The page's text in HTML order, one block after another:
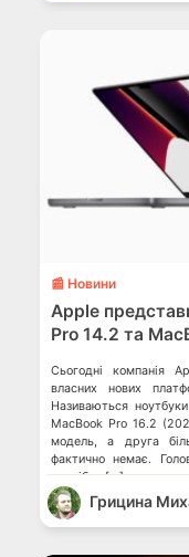
📰 Новини
Apple
Pro 14.2 та
Сьогодні компанія
власних нових
Називаються
MacBook Pro 16.2
модель, а друга
фактично немає.
потрібно […]
Грицина